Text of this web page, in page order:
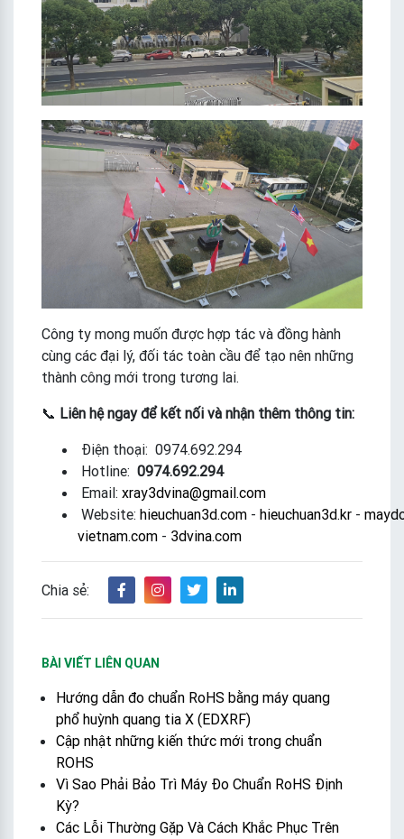
Công ty mong muốn được hợp tác và đồng hành
cùng các đại lý, đối tác toàn cầu để tạo nên những
thành công mới trong tương lai.
📞 Liên hệ ngay để kết nối và nhận thêm thông tin:
Điện thoại: 0974.692.294
Hotline: 0974.692.294
Email: xray3dvina@gmail.com
Website: hieuchuan3d.com - hieuchuan3d.kr -
vietnam.com - 3dvina.com
Chia sẻ:
BÀI VIẾT LIÊN QUAN
Hướng dẫn đo chuẩn RoHS bằng máy quang
phổ huỳnh quang tia X (EDXRF)
Cập nhật những kiến thức mới trong chuẩn
ROHS
Vì Sao Phải Bảo Trì Máy Đo Chuẩn RoHS Định
Kỳ?
Các Lỗi Thường Gặp Và Cách Khắc Phục Trên